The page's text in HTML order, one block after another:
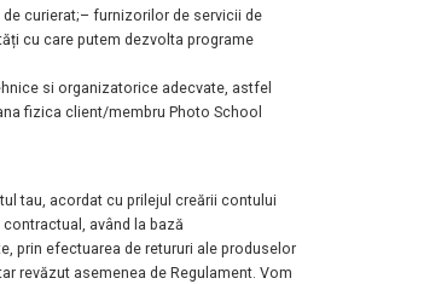
curierat;– furnizorilor de servicii de
cu care putem dezvolta programe
si organizatorice adecvate, astfel
fizica client/membru Photo School
tau, acordat cu prilejul creării contului
având la bază
prin efectuarea de retururi ale produselor
revăzut asemenea de Regulament. Vom